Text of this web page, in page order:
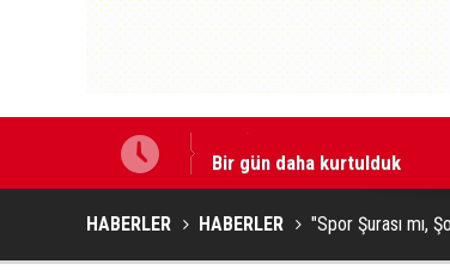
Bir gün daha kurtulduk
HABERLER HABERLER "Spor Şurası mı,